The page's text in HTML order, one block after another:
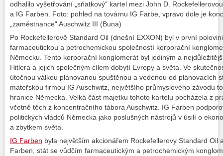
odhalilo vyšetřování „sňatkový“ kartel mezi John D.
a IG Farben. Foto: pohled na továrnu IG Farbe, vpravo dole je
„zaměstnance“ Auschwitz III (Buna)
Po Rockefellerově Standard Oil (dnešní EXXON) byl v první
farmaceutickou a petrochemickou společností korporační
Německu. Tento korporační konglomerát byl jediným a
Hitlera a jejich společným cílem dobytí Evropy a světa. Ve
útočnou válkou plánovanou spuštěnou a vedenou od plánovacích
mateřskou firmou IG Auschwitz, největšího průmyslového závodu
hranice Německa. Velká část majetku tohoto kartelu pocházela z
včetně těch z koncentračního tábora Auschwitz. IG Farben
politických vládců Německa jako poslušných nástrojů v úsilí o
a zbytkem světa.
IG Farben byla největším akcionářem Rockefellerovy Standard Oil
Farben, stát se vůdčím farmaceutickým a petrochemickým